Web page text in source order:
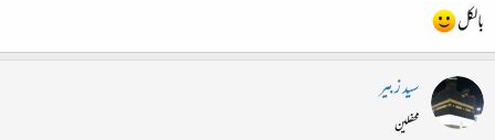
بالکل
سید زبیر
محفلین